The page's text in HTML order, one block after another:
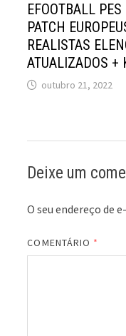
EFOOTBALL
PATCH
REALISTAS
ATUALIZADOS +
outubro 21, 2022
Deixe um
O seu endereço de
COMENTÁRIO *